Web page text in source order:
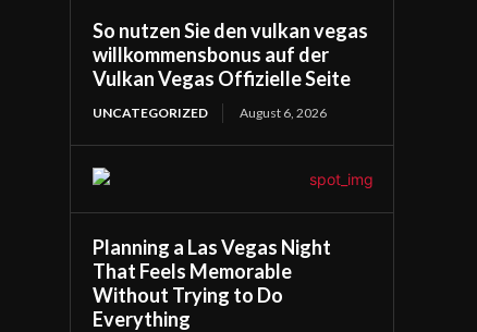
So nutzen Sie den vulkan vegas
willkommensbonus auf der
Vulkan Vegas Offizielle Seite
UNCATEGORIZED August 6, 2026
Planning a Las Vegas Night
That Feels Memorable
Without Trying to Do
Everything